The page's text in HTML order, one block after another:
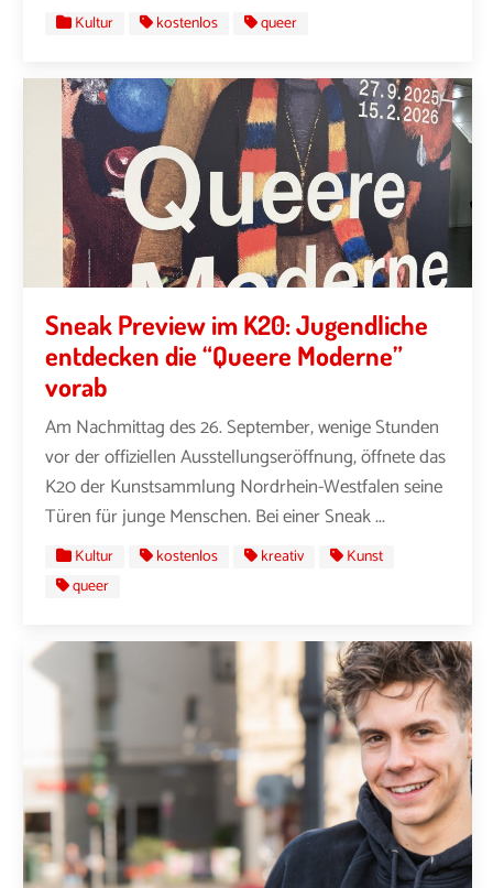
Kultur kostenlos queer
Sneak Preview im K20: Jugendliche
entdecken die “Queere Moderne”
vorab
Am Nachmittag des 26. September, wenige Stunden
vor der offiziellen Ausstellungseröffnung, öffnete das
K20 der Kunstsammlung Nordrhein-Westfalen seine
Türen für junge Menschen. Bei einer Sneak ...
Kultur kostenlos kreativ
Kunst
queer